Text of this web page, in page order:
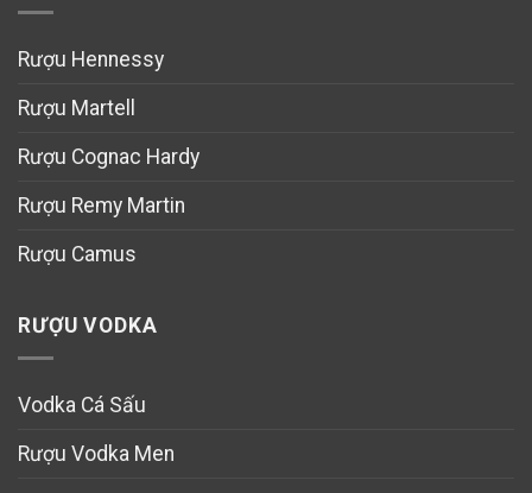
Rượu Hennessy
Rượu Martell
Rượu Cognac Hardy
Rượu Remy Martin
Rượu Camus
RƯỢU VODKA
Vodka Cá Sấu
Rượu Vodka Men